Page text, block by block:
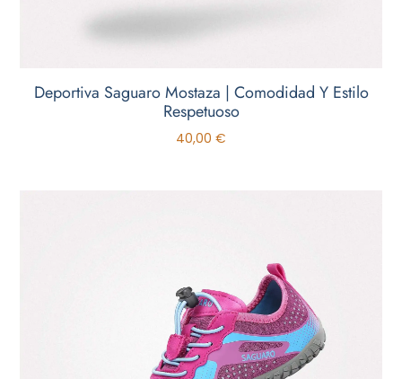
Deportiva Saguaro Mostaza | Comodidad Y Estilo
Respetuoso
40,00 €